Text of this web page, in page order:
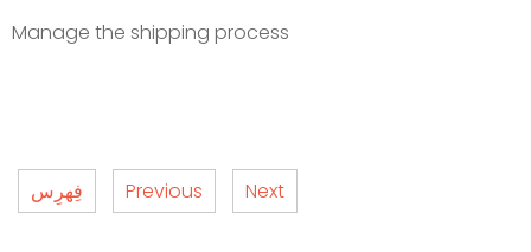
Manage the shipping process
فِهرِس Previous Next